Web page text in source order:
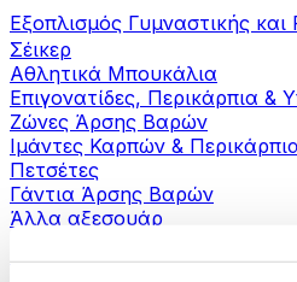
Εξοπλισμός Γυμναστικής και
Σέικερ
Αθλητικά Μπουκάλια
Επιγονατίδες, Περικάρπια &
Ζώνες Άρσης Βαρών
Ιμάντες Καρπών &
Πετσέτες
Γάντια Άρσης Βαρών
Άλλα αξεσουάρ
Βοηθήματα- αποκατάστασης